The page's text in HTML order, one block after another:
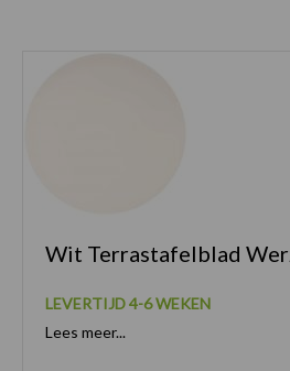
Wit Terrastafelblad
LEVERTIJD 4-6 WEKEN
Lees meer...